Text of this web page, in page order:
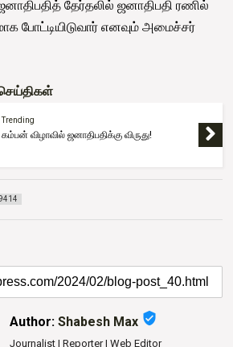
தேர்தலில் ஜனாதிபதி ரணில்
போட்டியிடுவார் எனவும் அமைச்சர்
Trending
கம்பன் விழாவில் ஜனாதிபதிக்கு விருது!
Author:Shabesh Max verified_user
Journalist | Reporter | Web Editor